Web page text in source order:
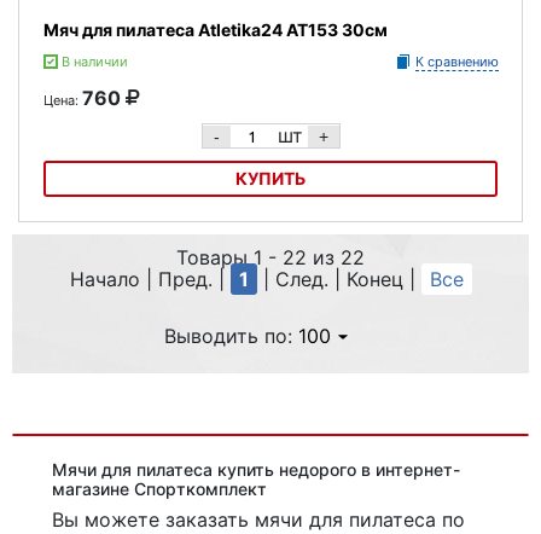
Мяч для пилатеса Atletika24 AT153 30см
В наличии К сравнению
Цена: 760
- шт +
КУПИТЬ
Товары 1 - 22 из 22
Начало | Пред. |
1 | След. | Конец Все
Выводить по: 100
Мячи для пилатеса купить недорого в интернет-
магазине Спорткомплект
Вы можете заказать мячи для пилатеса по